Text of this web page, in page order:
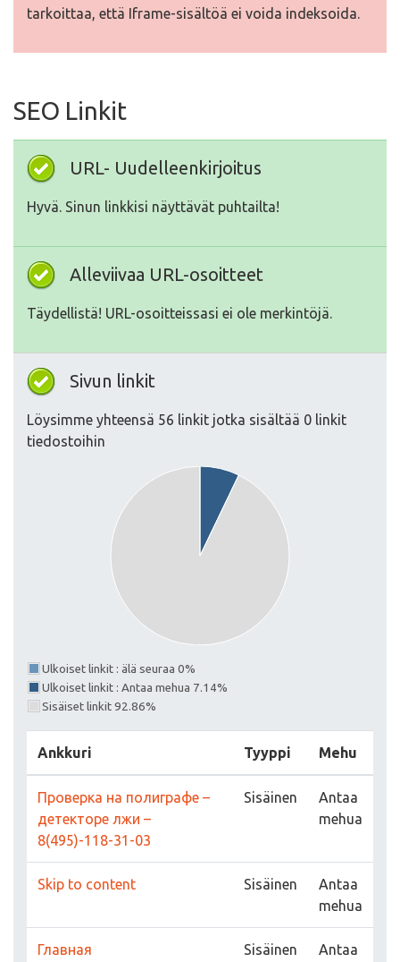
tarkoittaa, että Iframe-sisältöä ei voida indeksoida.
SEO Linkit
URL- Uudelleenkirjoitus
Hyvä. Sinun linkkisi näyttävät puhtailta!
Alleviivaa URL-osoitteet
Täydellistä! URL-osoitteissasi ei ole merkintöjä.
Sivun linkit
Löysimme yhteensä 56 linkit jotka sisältää 0 linkit
tiedostoihin
Ulkoiset linkit : älä seuraa 0%
Ulkoiset linkit : Antaa mehua 7.14%
Sisäiset linkit 92.86%
Ankkuri Tyyppi Mehu
Проверка на полиграфе –
детекторе лжи –
8(495)-118-31-03
Sisäinen
Antaa
mehua
Skip to content Sisäinen
Antaa
mehua
Главная Sisäinen
Antaa